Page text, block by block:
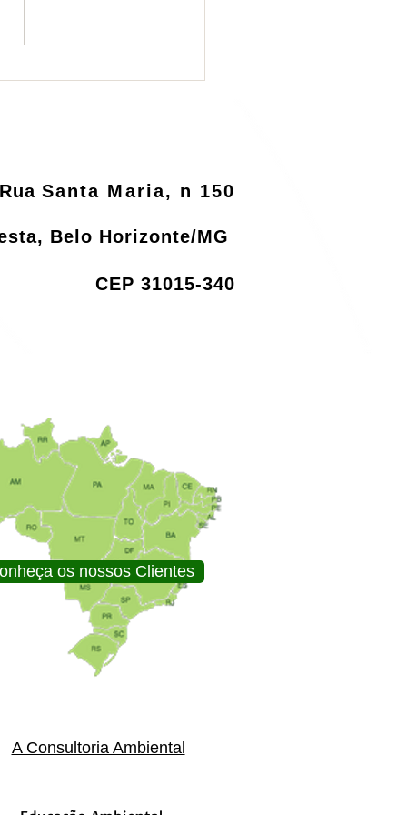
RuaSanta Maria, n 150
Belo Horizonte/MG
CEP 31015-340
os nossos Clientes
A Consultoria Ambiental